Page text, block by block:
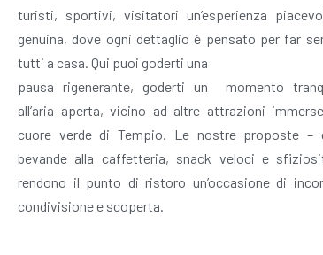
turisti, sportivi, visitatori un’esperienza
genuina, dove ogni dettaglio è pensato per far
tutti a casa. Qui puoi goderti una
pausa rigenerante, goderti un momento
all’aria aperta, vicino ad altre attrazioni
cuore verde di Tempio. Le nostre proposte –
bevande alla caffetteria, snack veloci e
rendono il punto di ristoro un’occasione di
condivisione e scoperta.